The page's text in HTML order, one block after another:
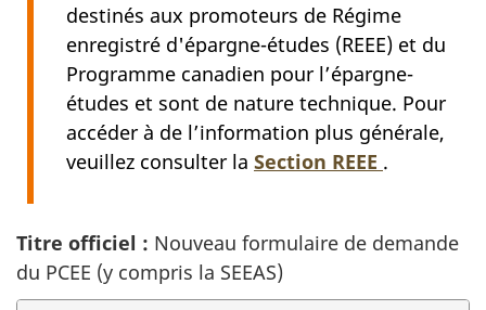
destinés aux promoteurs de Régime
enregistré d'épargne-études (REEE) et du
Programme canadien pour l’épargne-
études et sont de nature technique. Pour
accéder à de l’information plus générale,
veuillez consulter la Section REEE .
Titre officiel : Nouveau formulaire de demande
du PCEE (y compris la SEEAS)